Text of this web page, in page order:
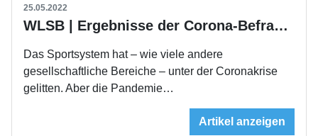
25.05.2022
WLSB | Ergebnisse der Corona-Befragung liegen vor
Das Sportsystem hat – wie viele andere
gesellschaftliche Bereiche – unter der Coronakrise
gelitten. Aber die Pandemie…
Artikel anzeigen